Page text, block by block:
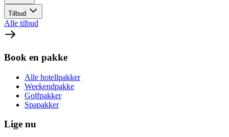
Tilbud
Alle tilbud
Book en pakke
Alle hotellpakker
Weekendpakke
Golfpakker
Spapakker
Lige nu